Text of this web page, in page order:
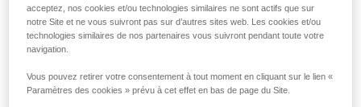
acceptez, nos cookies et/ou technologies similaires ne sont actifs que sur
notre Site et ne vous suivront pas sur d’autres sites web. Les cookies et/ou
technologies similaires de nos partenaires vous suivront pendant toute votre
navigation.
Vous pouvez retirer votre consentement à tout moment en cliquant sur le lien «
Paramètres des cookies » prévu à cet effet en bas de page du Site.